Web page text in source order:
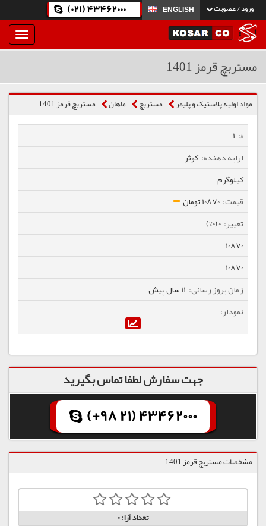
ورود / عضویت ENGLISH
(021) 43462000
بار
و
مستربچ قرمز 1401
مواد اولیه پلاستیک و پلیمر مستربچ ماهان مستربچ قرمز 1401
1
کوثر
کیلوگرم
10870 تومان
0 (0%)
10870
10870
11 سال پیش
جهت سفارش لطفا تماس بگیرید
(+98 21) 43462000
مشخصات مستربچ قرمز 1401
تعداد آرا:0